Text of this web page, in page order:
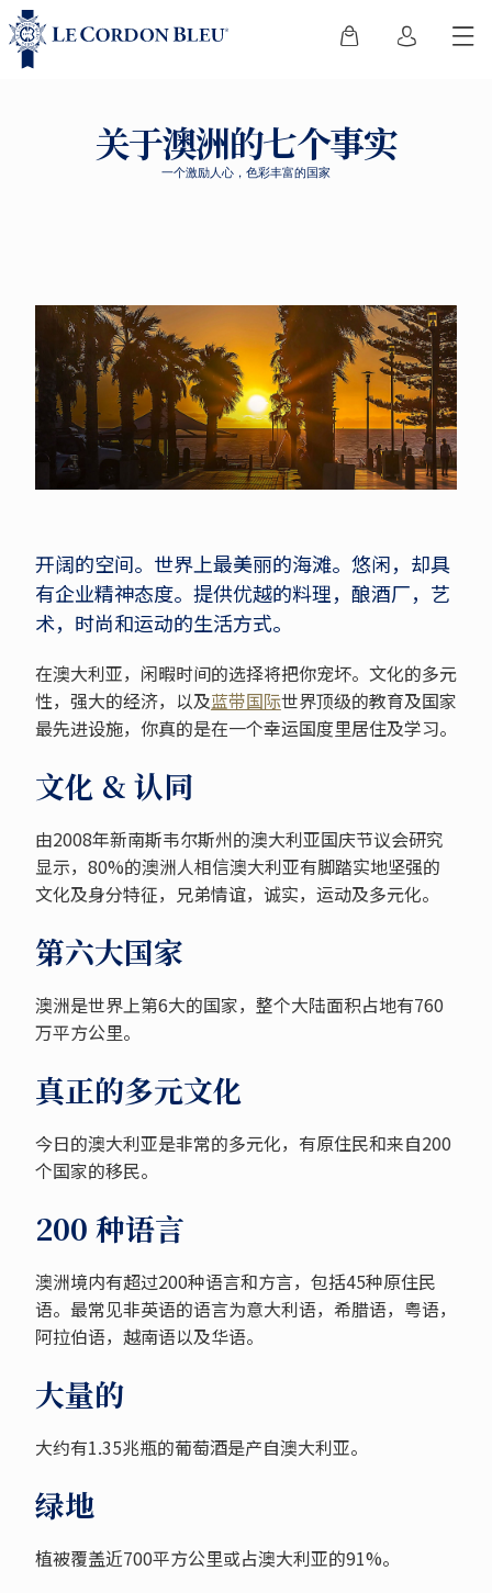
关于澳洲的七个事实
一个激励人心，色彩丰富的国家
开阔的空间。世界上最美丽的海滩。悠闲，却具
有企业精神态度。提供优越的料理，酿酒厂，艺
术，时尚和运动的生活方式。
在澳大利亚，闲暇时间的选择将把你宠坏。文化的多元
性，强大的经济，以及蓝带国际世界顶级的教育及国家
最先进设施，你真的是在一个幸运国度里居住及学习。
文化 & 认同
由2008年新南斯韦尔斯州的澳大利亚国庆节议会研究
显示，80%的澳洲人相信澳大利亚有脚踏实地坚强的
文化及身分特征，兄弟情谊，诚实，运动及多元化。
第六大国家
澳洲是世界上第6大的国家，整个大陆面积占地有760
万平方公里。
真正的多元文化
今日的澳大利亚是非常的多元化，有原住民和来自200
个国家的移民。
200 种语言
澳洲境内有超过200种语言和方言，包括45种原住民
语。最常见非英语的语言为意大利语，希腊语，粤语，
阿拉伯语，越南语以及华语。
大量的
大约有1.35兆瓶的葡萄酒是产自澳大利亚。
绿地
植被覆盖近700平方公里或占澳大利亚的91%。